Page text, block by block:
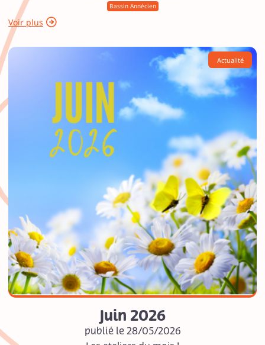
Bassin Annécien
Voir plus
Actualité
Juin 2026
publié le 28/05/2026